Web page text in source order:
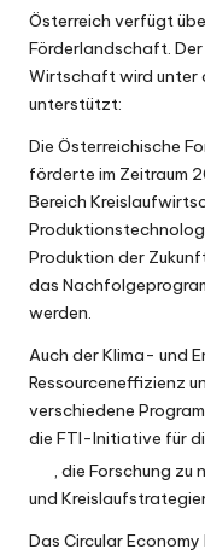
Österreich verfügt
Förderlandschaft. Der
Wirtschaft wird unter
unterstützt:
Die Österreichische
förderte im Zeitraum
Bereich
Produktion der
das
werden.
Auch derKlima- und
Ressourceneffizienz
verschiedene
die FTI-Initiative für
, die Forschung zu
und
Das Circular Economy